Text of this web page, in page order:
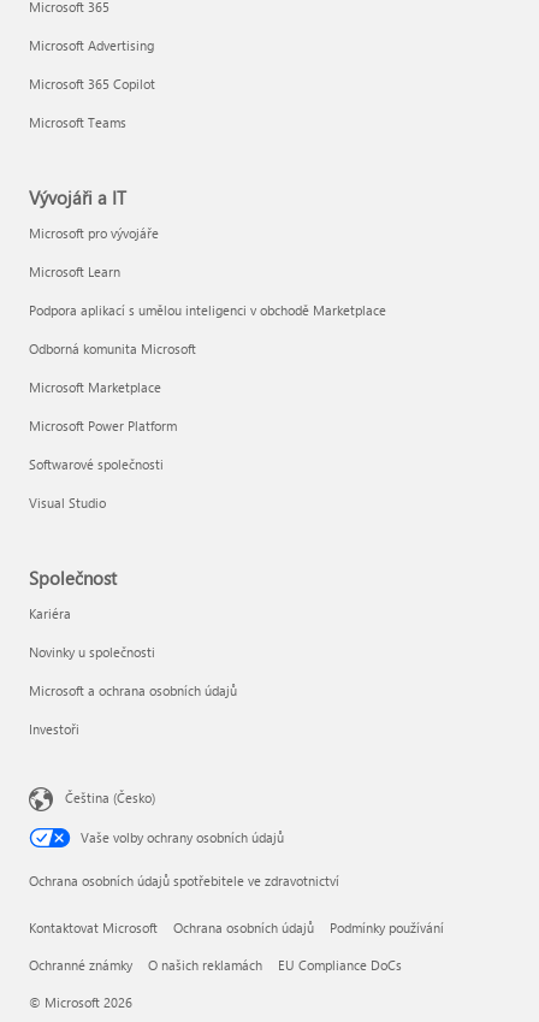
Microsoft 365
Microsoft Advertising
Microsoft 365 Copilot
Microsoft Teams
Vývojáři a IT
Microsoft pro vývojáře
Microsoft Learn
Podpora aplikací s umělou inteligenci v obchodě Marketplace
Odborná komunita Microsoft
Microsoft Marketplace
Microsoft Power Platform
Softwarové společnosti
Visual Studio
Společnost
Kariéra
Novinky u společnosti
Microsoft a ochrana osobních údajů
Investoři
Čeština (Česko)
Vaše volby ochrany osobních údajů
Ochrana osobních údajů spotřebitele ve zdravotnictví
Kontaktovat Microsoft Ochrana osobních údajů Podmínky používání
Ochranné známky O našich reklamách EU Compliance DoCs
© Microsoft 2026